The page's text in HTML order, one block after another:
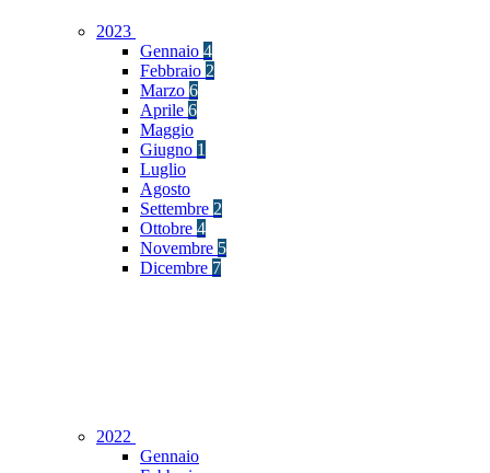
2023
Gennaio 4
Febbraio 2
Marzo 6
Aprile 6
Maggio
Giugno 1
Luglio
Agosto
Settembre 2
Ottobre 4
Novembre 5
Dicembre 7
2022
Gennaio